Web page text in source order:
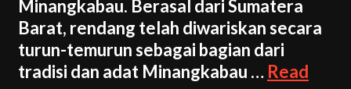
Minangkabau. Berasal dari Sumatera
Barat, rendang telah diwariskan secara
turun-temurun sebagai bagian dari
tradisi dan adat Minangkabau … Read